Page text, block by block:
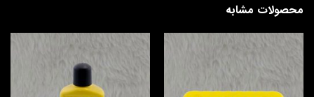
محصولات مشابه